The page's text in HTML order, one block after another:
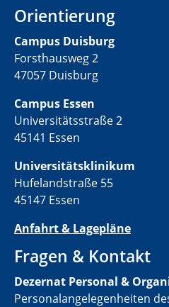
Orientierung
Campus Duisburg
Forsthausweg 2
47057 Duisburg
Campus Essen
Universitätsstraße 2
45141 Essen
Universitätsklinikum
Hufelandstraße 55
45147 Essen
Anfahrt & Lagepläne
Fragen & Kontakt
Dezernat Personal &
Personalangelegenheiten